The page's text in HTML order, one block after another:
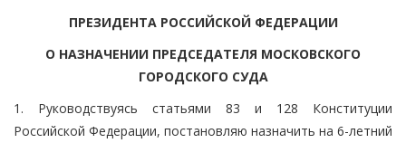
ПРЕЗИДЕНТА РОССИЙСКОЙ ФЕДЕРАЦИИ
О НАЗНАЧЕНИИ ПРЕДСЕДАТЕЛЯ МОСКОВСКОГО
ГОРОДСКОГО СУДА
1. Руководствуясь статьями 83 и 128 Конституции
Российской Федерации, постановляю назначить на 6-летний